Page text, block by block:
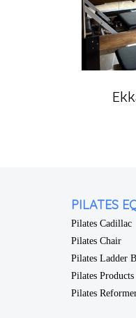
PILATES
Pilates Cadillac
Pilates Chair
Pilates Ladder
Pilates Products
Pilates